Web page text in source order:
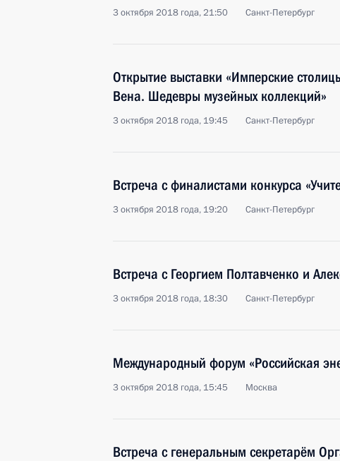
3 октября 2018 года, 21:50 Санкт-Петербург
Открытие выставки «Имперские
Вена. Шедевры музейных коллекций»
3 октября 2018 года, 19:45 Санкт-Петербург
Встреча с финалистами конкурса
3 октября 2018 года, 19:20 Санкт-Петербург
Встреча с Георгием Полтавченко и
3 октября 2018 года, 18:30 Санкт-Петербург
Международный форум «Российская
3 октября 2018 года, 15:45 Москва
Встреча с генеральным секретарём